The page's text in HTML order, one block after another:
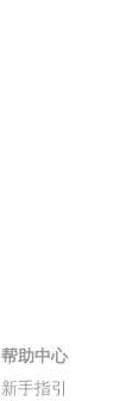
帮助中心
新手指引